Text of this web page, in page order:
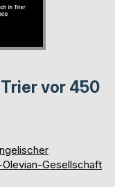
vor 450
Olevian-Gesellschaft